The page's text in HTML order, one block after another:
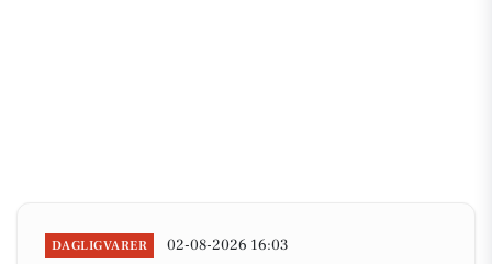
DAGLIGVARER 02-08-2026 16:03